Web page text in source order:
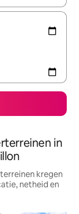
in
kregen
netheid en